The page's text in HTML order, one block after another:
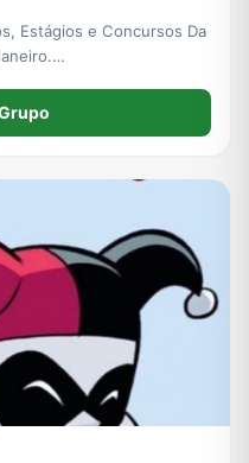
Estágios e Concursos Da